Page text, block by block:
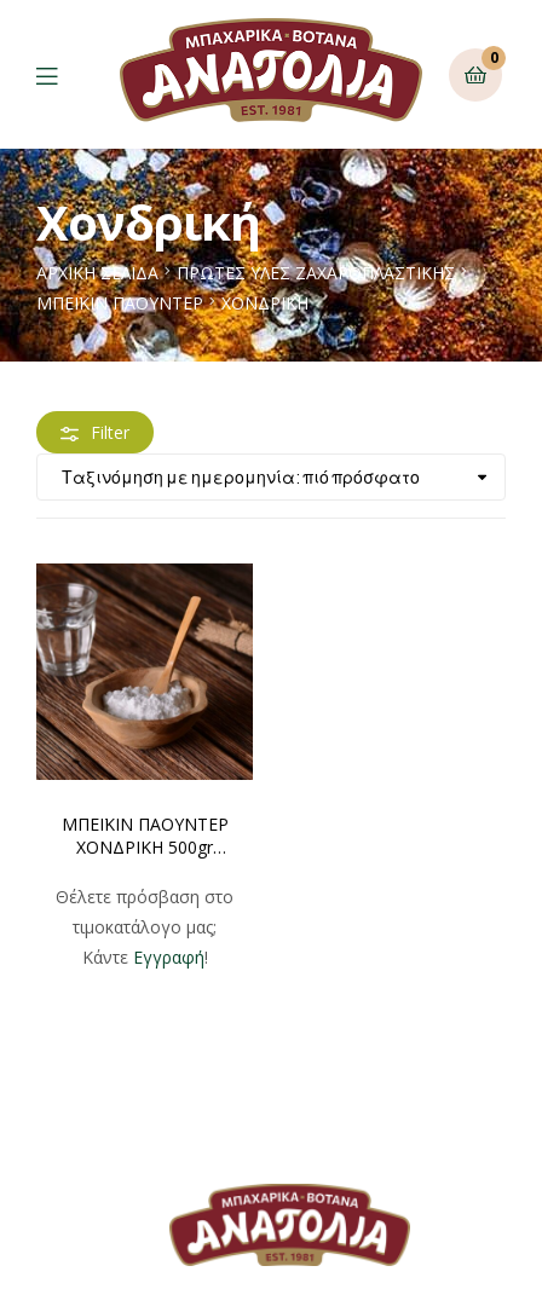
0
Χονδρική
ΑΡΧΙΚΉ ΣΕΛΊΔΑ
ΠΡΩΤΕΣ ΥΛΕΣ ΖΑΧΑΡΟΠΛΑΣΤΙΚΗΣ
ΜΠΕΪΚΙΝ ΠΆΟΥΝΤΕΡ
ΧΟΝΔΡΙΚΉ
Filter
ΜΠΕΪΚΙΝ ΠΑΟΥΝΤΕΡ
ΧΟΝΔΡΙΚΗ 500gr
Θέλετε πρόσβαση στο
τιμοκατάλογο μας;
Κάντε Εγγραφή!